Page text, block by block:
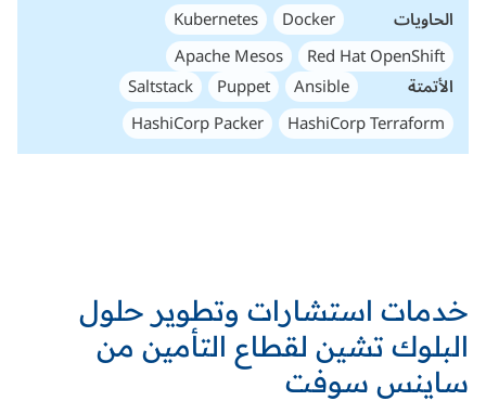
الحاويات Docker
Kubernetes
Red Hat OpenShift
Apache Mesos
الأتمتة
Ansible
Puppet
Saltstack
HashiCorp Terraform
HashiCorp Packer
خدمات استشارات وتطوير حلول
البلوك تشين لقطاع التأمين من
ساينس سوفت